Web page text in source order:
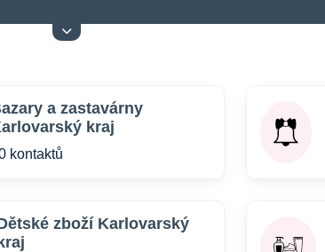
a zastavárny
kraj
kontaktů
zboží Karlovarský
kraj